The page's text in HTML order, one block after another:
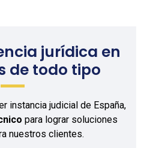
jurídica en
de todo tipo
instancia judicial de España,
para lograr soluciones
nuestros clientes.